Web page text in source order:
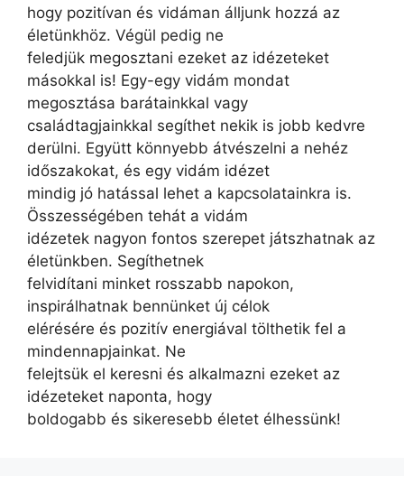
hogy pozitívan és vidáman álljunk hozzá az
életünkhöz. Végül pedig ne
feledjük megosztani ezeket az idézeteket
másokkal is! Egy-egy vidám mondat
megosztása barátainkkal vagy
családtagjainkkal segíthet nekik is jobb kedvre
derülni. Együtt könnyebb átvészelni a nehéz
időszakokat, és egy vidám idézet
mindig jó hatással lehet a kapcsolatainkra is.
Összességében tehát a vidám
idézetek nagyon fontos szerepet játszhatnak az
életünkben. Segíthetnek
felvidítani minket rosszabb napokon,
inspirálhatnak bennünket új célok
elérésére és pozitív energiával tölthetik fel a
mindennapjainkat. Ne
felejtsük el keresni és alkalmazni ezeket az
idézeteket naponta, hogy
boldogabb és sikeresebb életet élhessünk!